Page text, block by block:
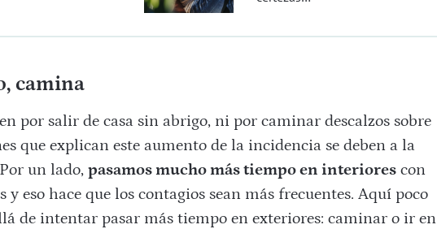
camina
por salir de casa sin abrigo, ni por caminar descalzos sobre
que explican este aumento de la incidencia se deben a la
un lado, pasamos mucho más tiempo en interiorescon
y eso hace que los contagios sean más frecuentes. Aquí poco
de intentar pasar más tiempo en exteriores: caminar o ir en